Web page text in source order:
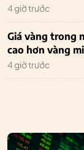
4 giờ trước
Giá vàng trong
cao hơn vàng
4 giờ trước